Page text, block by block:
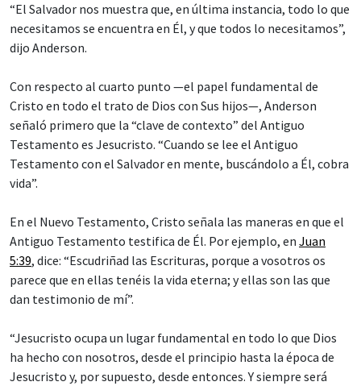
“El Salvador nos muestra que, en última instancia, todo lo que
necesitamos se encuentra en Él, y que todos lo necesitamos”,
dijo Anderson.
Con respecto al cuarto punto —el papel fundamental de
Cristo en todo el trato de Dios con Sus hijos—, Anderson
señaló primero que la “clave de contexto” del Antiguo
Testamento es Jesucristo. “Cuando se lee el Antiguo
Testamento con el Salvador en mente, buscándolo a Él, cobra
vida”.
En el Nuevo Testamento, Cristo señala las maneras en que el
Antiguo Testamento testifica de Él. Por ejemplo, en Juan
5:39, dice: “Escudriñad las Escrituras, porque a vosotros os
parece que en ellas tenéis la vida eterna; y ellas son las que
dan testimonio de mí”.
“Jesucristo ocupa un lugar fundamental en todo lo que Dios
ha hecho con nosotros, desde el principio hasta la época de
Jesucristo y, por supuesto, desde entonces. Y siempre será